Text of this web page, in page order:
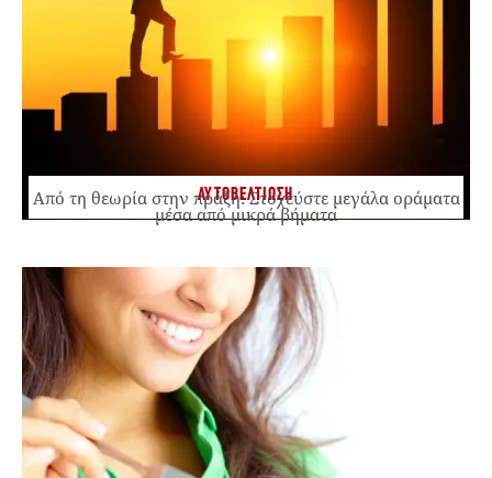
ΑΥΤΟΒΕΛΤΙΩΣΗ
Από τη θεωρία στην πράξη: Στοχεύστε μεγάλα οράματα
μέσα από μικρά βήματα